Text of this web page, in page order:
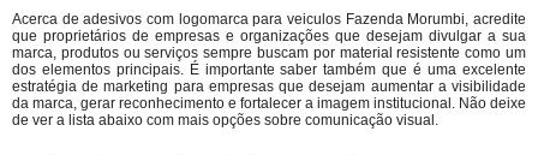
Acerca de adesivos com logomarca para veiculos Fazenda Morumbi, acredite
que proprietários de empresas e organizações que desejam divulgar a sua
marca, produtos ou serviços sempre buscam por material resistente como um
dos elementos principais. É importante saber também que é uma excelente
estratégia de marketing para empresas que desejam aumentar a visibilidade
da marca, gerar reconhecimento e fortalecer a imagem institucional. Não deixe
de ver a lista abaixo com mais opções sobre comunicação visual.